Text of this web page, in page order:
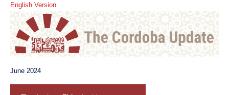
English Version
June 2024